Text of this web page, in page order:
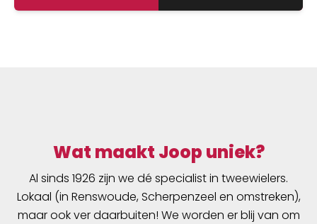
Wat maakt Joop uniek?
Al sinds 1926 zijn we dé specialist in tweewielers.
Lokaal (in Renswoude, Scherpenzeel en omstreken),
maar ook ver daarbuiten! We worden er blij van om